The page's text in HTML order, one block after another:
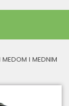
I MEDNIM